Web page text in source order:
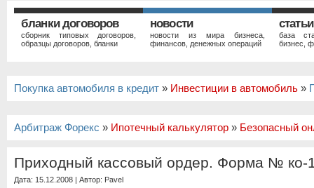
бланки договоров
сборник типовых договоров,
образцы договоров, бланки
новости
новости из мира бизнеса,
финансов, денежных операций
статьи
база
бизнес,
Покупка автомобиля в кредит » Инвестиции в автомобиль »
Арбитраж Форекс » Ипотечный калькулятор » Безопасный
Приходный кассовый ордер. Форма № ко-
Дата: 15.12.2008 | Автор: Pavel